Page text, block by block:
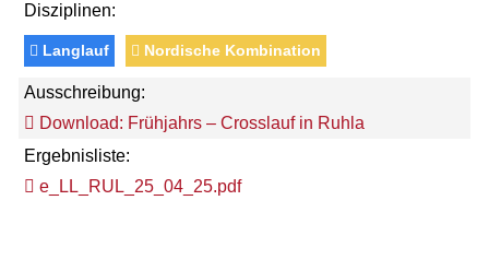
Disziplinen:
Langlauf Nordische Kombination
Ausschreibung:
Download: Frühjahrs – Crosslauf in Ruhla
Ergebnisliste:
e_LL_RUL_25_04_25.pdf